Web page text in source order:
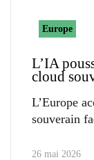
Europe
L’IA
cloud
L’Europe
souverain
26 mai 2026